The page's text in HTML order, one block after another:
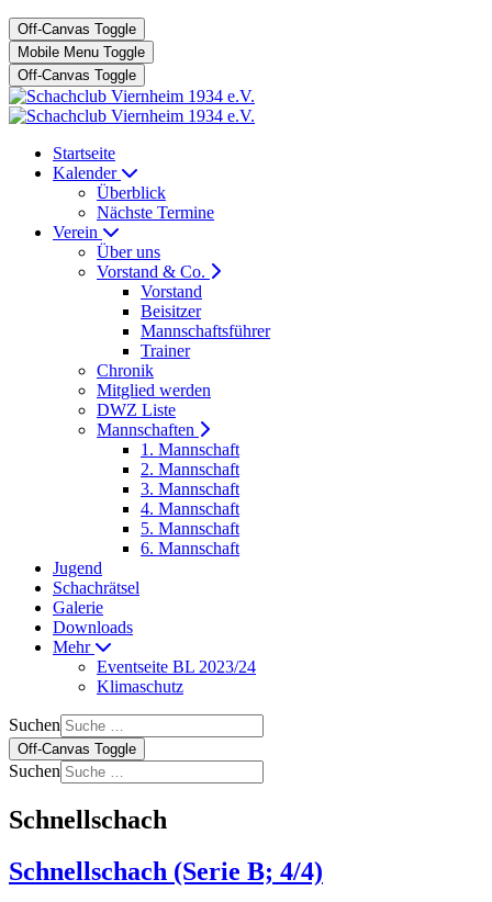
Off-Canvas Toggle
Mobile Menu Toggle
Off-Canvas Toggle
Startseite
Kalender
Überblick
Nächste Termine
Verein
Über uns
Vorstand & Co.
Vorstand
Beisitzer
Mannschaftsführer
Trainer
Chronik
Mitglied werden
DWZ Liste
Mannschaften
1. Mannschaft
2. Mannschaft
3. Mannschaft
4. Mannschaft
5. Mannschaft
6. Mannschaft
Jugend
Schachrätsel
Galerie
Downloads
Mehr
Eventseite BL 2023/24
Klimaschutz
Suchen
Off-Canvas Toggle
Suchen
Schnellschach
Schnellschach (Serie B; 4/4)